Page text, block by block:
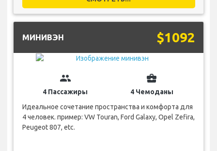
МИНИВЭН $1092
group
4 Пассажиры
business_center
4 Чемоданы
Идеальное сочетание пространства и комфорта для
4 человек. пример: VW Touran, Ford Galaxy, Opel Zefira,
Peugeot 807, etc.